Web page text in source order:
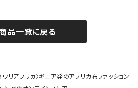
商品一覧に戻る
アフリカ〉ギニア発のアフリカ布ファッション